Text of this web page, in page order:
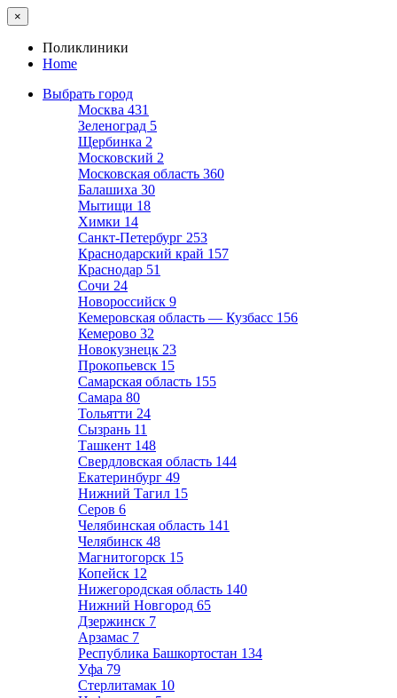
×
Поликлиники
Home
Выбрать город
Москва 431
Зеленоград 5
Щербинка 2
Московский 2
Московская область 360
Балашиха 30
Мытищи 18
Химки 14
Санкт-Петербург 253
Краснодарский край 157
Краснодар 51
Сочи 24
Новороссийск 9
Кемеровская область — Кузбасс 156
Кемерово 32
Новокузнецк 23
Прокопьевск 15
Самарская область 155
Самара 80
Тольятти 24
Сызрань 11
Ташкент 148
Свердловская область 144
Екатеринбург 49
Нижний Тагил 15
Серов 6
Челябинская область 141
Челябинск 48
Магнитогорск 15
Копейск 12
Нижегородская область 140
Нижний Новгород 65
Дзержинск 7
Арзамас 7
Республика Башкортостан 134
Уфа 79
Стерлитамак 10